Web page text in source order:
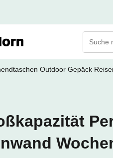
Outdoor Gepäck